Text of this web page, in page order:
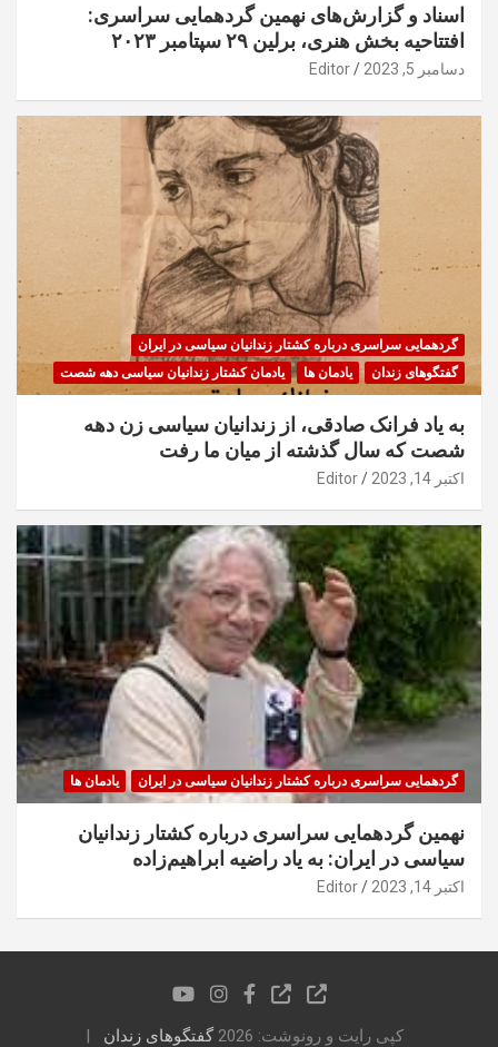
اسناد و گزارش‌های نهمین گردهمایی سراسری:
افتتاحیه بخش هنری، برلین ۲۹ سپتامبر ۲۰۲۳
دسامبر 5, 2023 Editor
گردهمایی سراسری درباره کشتار زندانیان سیاسی در ایران
گفتگوهای زندان
یادمان ها یادمان کشتار زندانیان سیاسی دهه شصت
به یاد فرانک صادقی، از زندانیان سیاسی زن دهه
شصت که سال گذشته از میان ما رفت
اکتبر 14, 2023 Editor
گردهمایی سراسری درباره کشتار زندانیان سیاسی در ایران یادمان ها
نهمین گردهمایی سراسری درباره کشتار زندانیان
سیاسی در ایران: به یاد راضیه ابراهیم‌زاده
اکتبر 14, 2023 Editor
کپی رایت و رونوشت: 2026 گفتگوهای زندان